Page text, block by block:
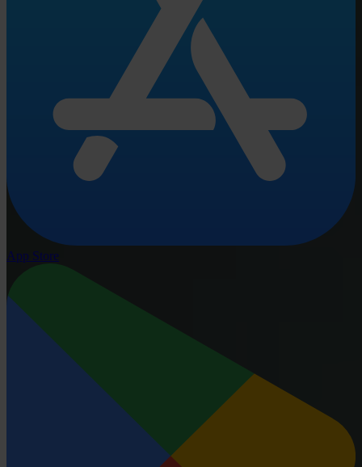
App Store